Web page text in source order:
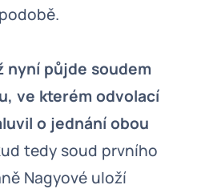
nyní půjde soudem
ve kterém odvolací
o jednání obou
tedy soud prvního
Nagyové uloží